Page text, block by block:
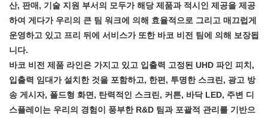
산, 판매, 기술 지원 부서의 모두가 해당 제품과 적시인 제공을 제공
하여 게다가 우리의 큰 팀 워크에 의해 효율적으로 그리고 매끄럽게
운영하고 있고 프리 뒤에 서비스가 또한 바코 비전 팀에 의해 보장됩
니다.
바코 비전 제품 라인은 가지고 있고 입출력 고정된 UHD 파인 피치,
입출력 임대가 설치한 것을 포함하고, 한편, 투명한 스크린, 광고 방
송 게시자, 폴드형 화면, 탄력적인 스크린, 커튼, 바닥 LED, 주변 디
스플레이는 우리의 경험이 풍부한 R&D 팀과 포괄적 관리를 기반으